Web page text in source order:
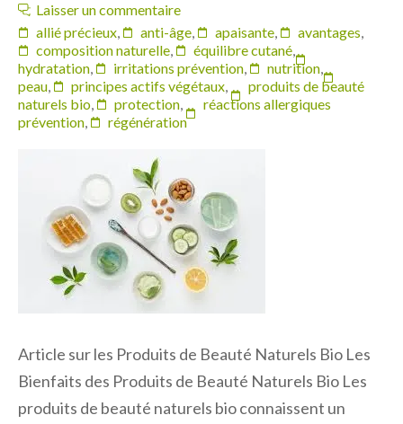
Laisser un commentaire
allié précieux, anti-âge, apaisante, avantages,
composition naturelle, équilibre cutané,
hydratation, irritations prévention, nutrition,
peau, principes actifs végétaux,
produits de beauté
naturels bio, protection,
réactions allergiques
prévention, régénération
Article sur les Produits de Beauté Naturels Bio Les
Bienfaits des Produits de Beauté Naturels Bio Les
produits de beauté naturels bio connaissent un